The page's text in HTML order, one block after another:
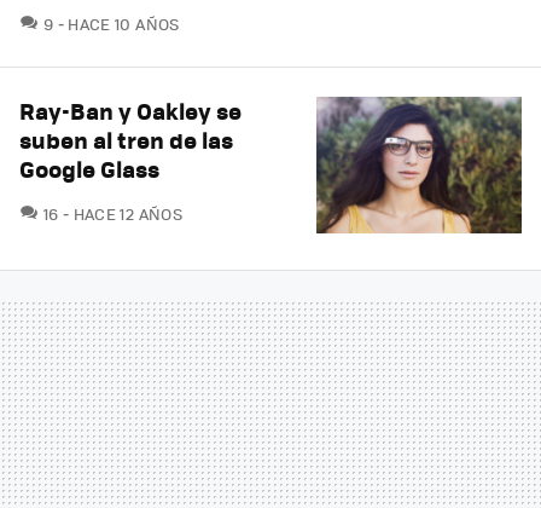
9 COMENTARIOS
HACE 10 AÑOS
Ray-Ban y Oakley se
suben al tren de las
Google Glass
16 COMENTARIOS
HACE 12 AÑOS